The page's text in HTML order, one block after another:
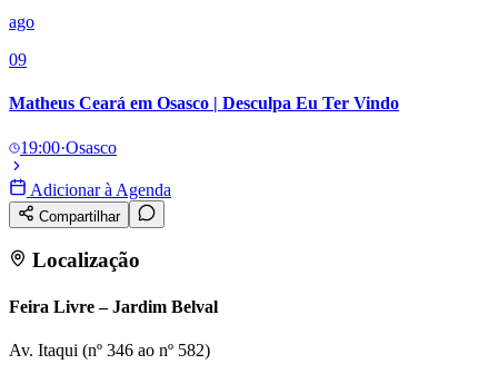
ago
09
Matheus Ceará em Osasco | Desculpa Eu Ter Vindo
19:00·Osasco
Adicionar à Agenda
Compartilhar
Localização
Feira Livre – Jardim Belval
Av. Itaqui (nº 346 ao nº 582)